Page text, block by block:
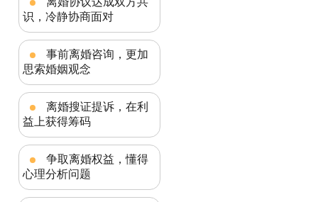
识，冷静协商面对
事前离婚咨询，更加
思索婚姻观念
离婚搜证提诉，在利
益上获得筹码
争取离婚权益，懂得
心理分析问题